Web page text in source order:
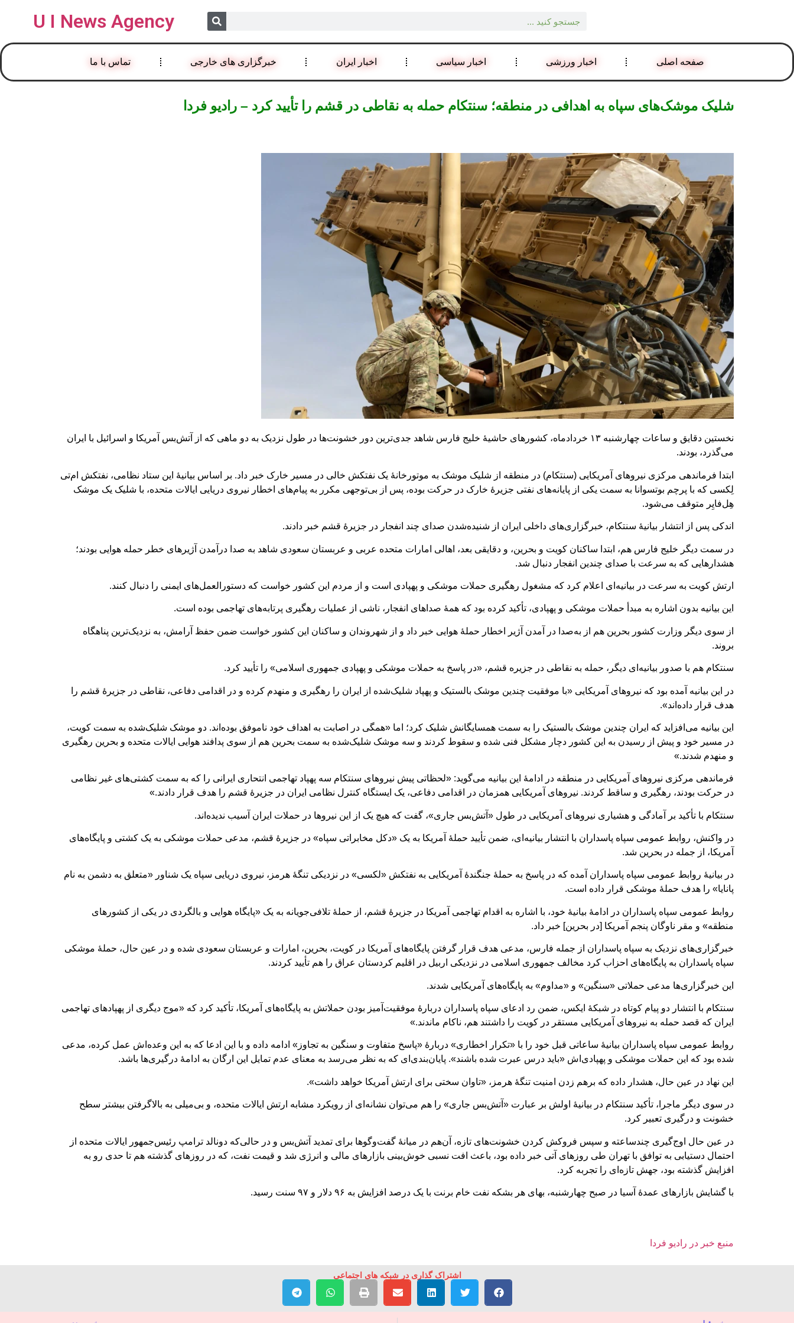
U I News Agency
صفحه اصلی اخبار ورزشی اخبار سیاسی اخبار ایران خبرگزاری های خارجی تماس با ما
شلیک موشک‌های سپاه به اهدافی در منطقه؛ سنتکام حمله به نقاطی در قشم را تأیید کرد – رادیو فردا
نخستین دقایق و ساعات چهارشنبه ۱۳ خردادماه، کشورهای حاشیۀ خلیج فارس شاهد جدی‌ترین دور خشونت‌ها در طول نزدیک به دو ماهی که از آتش‌بس آمریکا و اسرائیل با ایران
می‌گذرد، بودند.
ابتدا فرماندهی مرکزی نیروهای آمریکایی (سنتکام) در منطقه از شلیک موشک به موتورخانۀ یک نفتکش خالی در مسیر خارک خبر داد. بر اساس بیانیۀ این ستاد نظامی، نفتکش ام‌تی
لِکسی که با پرچم بوتسوانا به سمت یکی از پایانه‌های نفتی جزیرۀ خارک در حرکت بوده، پس از بی‌توجهی مکرر به پیام‌های اخطار نیروی دریایی ایالات متحده، با شلیک یک مو‌شک
هِل‌فایِر متوقف می‌شود.
اندکی پس از انتشار بیانیۀ سنتکام، خبرگزاری‌های داخلی ایران از شنیده‌شدن صدای چند انفجار در جزیرۀ قشم خبر دادند.
در سمت دیگر خلیج فارس هم،‌ ابتدا ساکنان کویت و بحرین، و دقایقی بعد، اهالی امارات متحده عربی و عربستان سعودی شاهد به صدا درآمدن آژیر‌های خطر حمله هوایی بودند؛
هشدارهایی که به سرعت با صدای چندین انفجار دنبال شد.
ارتش کویت به سرعت در بیانیه‌ای اعلام کرد که مشغول رهگیری حملات موشکی و پهپادی است و از مردم این کشور خواست که دستور‌العمل‌های ایمنی را دنبال کنند.
این بیانیه بدون اشاره به مبدأ حملات موشکی و پهپادی، تأکید کرده بود که همۀ صداهای انفجار، ناشی از عملیات رهگیری پرتابه‌های تهاجمی بوده است.
از سوی دیگر وزارت کشور بحرین هم از به‌صدا در آمدن آژیر اخطار حملۀ‌ هوایی خبر داد و از شهروندان و ساکنان این کشور خواست ضمن حفظ آرامش، به نزدیک‌ترین پناهگاه
بروند.
سنتکام هم با صدور بیانیه‌ای دیگر، حمله به نقاطی در جزیره قشم، «در پاسخ به حملات موشکی و پهپادی جمهوری اسلامی» را تأیید کرد.
در این بیانیه آمده بود که نیروهای آمریکایی «با موفقیت چندین موشک بالستیک و پهپاد شلیک‌شده از ایران را رهگیری و منهدم کرده و در اقدامی دفاعی، نقاطی در جزیرۀ قشم را
هدف قرار داده‌اند».
این بیانیه می‌افزاید که ایران چندین موشک بالستیک را به سمت همسایگانش شلیک کرد؛ اما «همگی در اصابت به اهداف خود ناموفق بوده‌اند. دو موشک شلیک‌شده به سمت کویت،
در مسیر خود و پیش از رسیدن به این کشور دچار مشکل فنی شده و سقوط کردند و سه موشک شلیک‌شده به سمت بحرین هم از سوی پدافند هوایی ایالات متحده و بحرین رهگیری
و منهدم شدند.»
فرماندهی مرکزی نیروهای آمریکایی در منطقه در ادامۀ این بیانیه می‌گوید: «لحظاتی پیش نیروهای سنتکام سه پهپاد تهاجمی انتحاری ایرانی را که به سمت کشتی‌های غیر نظامی
در حرکت بودند، رهگیری و ساقط کردند. نیروهای آمریکایی همزمان در اقدامی دفاعی، یک ایستگاه کنترل نظامی ایران در جزیرۀ قشم را هدف قرار دادند.»
سنتکام با تأکید بر آمادگی و هشیاری نیروهای آمریکایی در طول «آتش‌بس جاری»، گفت که هیچ یک از این نیروها در حملات ایران آسیب ندیده‌اند.
در واکنش، روابط عمومی سپاه پاسداران با انتشار بیانیه‌ای، ضمن تأیید حملۀ آمریکا به یک «دکل مخابراتی سپاه» در جزیرۀ قشم، مدعی حملات موشکی به یک کشتی و پایگاه‌های
آمریکا، از جمله در بحرین شد.
در بیانیۀ روابط عمومی سپاه پاسداران آمده که در پاسخ به حملۀ جنگندۀ آمریکایی به نفتکش «لکسی» در نزدیکی تنگۀ‌ هرمز، نیروی دریایی سپاه یک شناور «متعلق به دشمن به نام
پانایا» را هدف حملۀ موشکی قرار داده است.
روابط عمومی سپاه پاسداران در ادامۀ بیانیۀ خود، با اشاره به اقدام تهاجمی آمریکا در جزیرۀ قشم، از حملۀ تلافی‌جویانه به یک «پایگاه هوایی و بالگردی در یکی از کشورهای
منطقه» و مقر ناوگان پنجم آمریکا [در بحرین] خبر داد.
خبرگزاری‌های نزدیک به سپاه پاسداران از جمله فارس، مدعی هدف قرار گرفتن پایگاه‌های آمریکا در کویت،‌ بحرین، امارات و عربستان سعودی شده و در عین حال، حملۀ موشکی
سپاه پاسداران به پایگاه‌های احزاب کرد مخالف جمهوری اسلامی در نزدیکی اربیل در اقلیم کردستان عراق را هم تأیید کردند.
این خبرگزاری‌ها مدعی حملاتی «سنگین» و «مداوم» به پایگاه‌های آمریکایی شدند.
سنتکام با انتشار دو پیام کوتاه در شبکۀ ایکس، ضمن رد ادعای سپاه پاسداران دربارۀ موفقیت‌آمیز بودن حملاتش به پایگاه‌های آمریکا، تأکید کرد که «موج دیگری از پهپادهای تهاجمی
ایران که قصد حمله به نیروهای آمریکایی مستقر در کویت را داشتند هم، ناکام ماندند.»
روابط عمومی سپاه پاسداران بیانیۀ ساعاتی قبل خود را با «تکرار اخطاری» دربارۀ «پاسخ متفاوت و سنگین به تجاوز» ادامه داده و با این ادعا که به این وعده‌اش عمل کرده، مدعی
شده بود که این حملات موشکی و پهپادی‌اش «باید درس عبرت شده باشند». پایان‌بندی‌ای که به نظر می‌رسد به معنای عدم تمایل این ارگان به ادامۀ درگیری‌ها باشد.
این نهاد در عین حال، هشدار داده که برهم زدن امنیت تنگۀ هرمز، «تاوان سختی برای ارتش آمریکا خواهد داشت».
در سوی دیگر ماجرا، تأکید سنتکام در بیانیۀ اولش بر عبارت «آتش‌بس جاری» را هم می‌توان نشانه‌ای از رویکرد مشابه ارتش ایالات متحده، و بی‌میلی به بالاگرفتن بیشتر سطح
خشونت و درگیری تعبیر کرد.
در عین حال اوج‌گیری چندساعته و سپس فروکش کردن خشونت‌های تازه، آن‌هم در میانۀ گفت‌وگوها برای تمدید آتش‌بس و در حالی‌که دونالد ترامپ رئیس‌جمهور ایالات متحده از
احتمال دستیابی به توافق با تهران طی روزهای آتی خبر داده بود، باعث افت نسبی خوش‌بینی‌ بازارهای مالی و انرژی شد و قیمت نفت، که در روزهای گذشته هم تا حدی رو به
افزایش گذشته بود، جهش تازه‌ای را تجربه کرد.
با گشایش بازارهای عمدۀ آسیا در صبح چهارشنبه، بهای هر بشکه نفت خام برنت با یک درصد افزایش به ۹۶ دلار و ۹۷ سنت رسید.
منبع خبر در رادیو فردا
اشتراک گذاری در شبکه های اجتماعی